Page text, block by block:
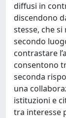
diffusi in
discendono
stesse, che
secondo
contrastare
consentono
seconda
una
istituzioni e
tra interesse